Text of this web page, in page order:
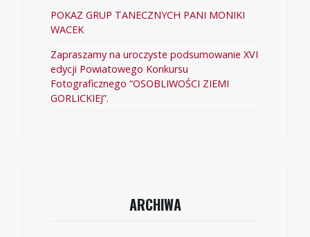
POKAZ GRUP TANECZNYCH PANI MONIKI
WACEK
Zapraszamy na uroczyste podsumowanie XVI
edycji Powiatowego Konkursu
Fotograficznego “OSOBLIWOŚCI ZIEMI
GORLICKIEJ”.
ARCHIWA